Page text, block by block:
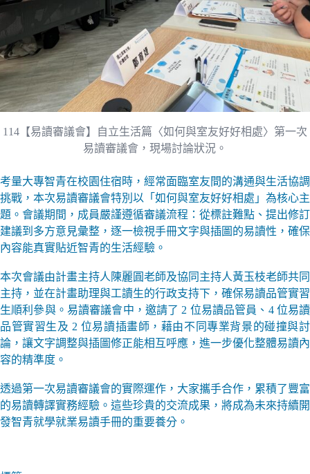
114【易讀審議會】自立生活篇〈如何與室友好好相處〉第一次
易讀審議會，現場討論狀況。
考量大專智青在校園住宿時，經常面臨室友間的溝通與生活協調
挑戰，本次易讀審議會特別以「如何與室友好好相處」為核心主
題。會議期間，成員嚴謹遵循審議流程：從標註難點、提出修訂
建議到多方意見彙整，逐一檢視手冊文字與插圖的易讀性，確保
內容能真實貼近智青的生活經驗。
本次會議由計畫主持人陳麗圓老師及協同主持人黃玉枝老師共同
主持，並在計畫助理與工讀生的行政支持下，確保易讀品管實習
生順利參與。易讀審議會中，邀請了 2 位易讀品管員、4 位易讀
品管實習生及 2 位易讀插畫師，藉由不同專業背景的碰撞與討
論，讓文字調整與插圖修正能相互呼應，進一步優化整體易讀內
容的精準度。
透過第一次易讀審議會的實際運作，大家攜手合作，累積了豐富
的易讀轉譯實務經驗。這些珍貴的交流成果，將成為未來持續開
發智青就學就業易讀手冊的重要養分。